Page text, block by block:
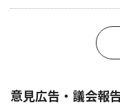
意見広告・議会報